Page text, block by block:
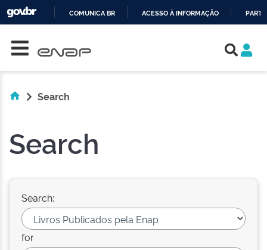
COMUNICA BR ACESSO À INFORMAÇÃO
Search
Search
Search:
for